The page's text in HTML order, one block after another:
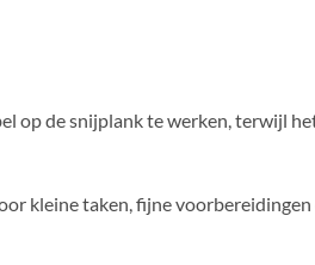
op de snijplank te werken, terwijl
kleine taken, fijne